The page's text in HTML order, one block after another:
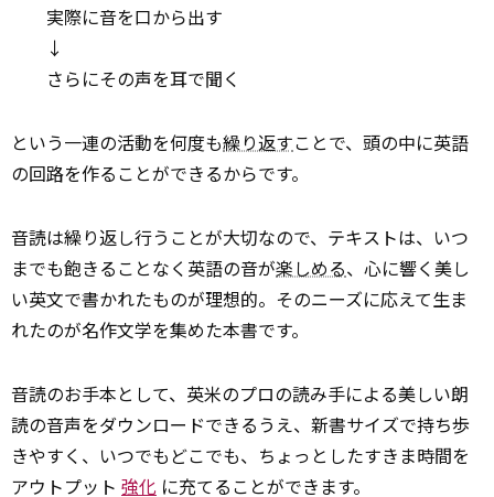
実際に音を口から出す
↓
さらにその声を耳で聞く
という一連の活動を何度も繰り返すことで、頭の中に英語
の回路を作ることができるからです。
音読は繰り返し行うことが大切なので、テキストは、いつ
までも飽きることなく英語の音が楽しめる、心に響く美し
い英文で書かれたものが理想的。そのニーズに応えて生ま
れたのが名作文学を集めた本書です。
音読のお手本として、英米のプロの読み手による美しい朗
読の音声をダウンロードできるうえ、新書サイズで持ち歩
きやすく、いつでもどこでも、ちょっとしたすきま時間を
アウトプット 強化 に充てることができます。